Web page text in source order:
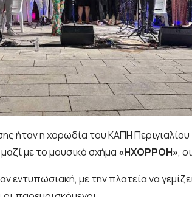
ήταν η χορωδία του ΚΑΠΗ
μαζί με το μουσικό σχήμα «ΗΧΟΡΡΟΗ»,
εντυπωσιακή, με την πλατεία να